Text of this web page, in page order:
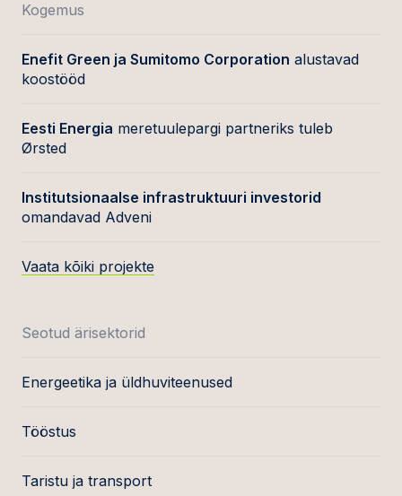
Kogemus
Enefit Green ja Sumitomo Corporation alustavad
koostööd
Eesti Energia meretuulepargi partneriks tuleb
Ørsted
Institutsionaalse infrastruktuuri investorid
omandavad Adveni
Vaata kõiki projekte
Seotud ärisektorid
Energeetika ja üldhuviteenused
Tööstus
Taristu ja transport